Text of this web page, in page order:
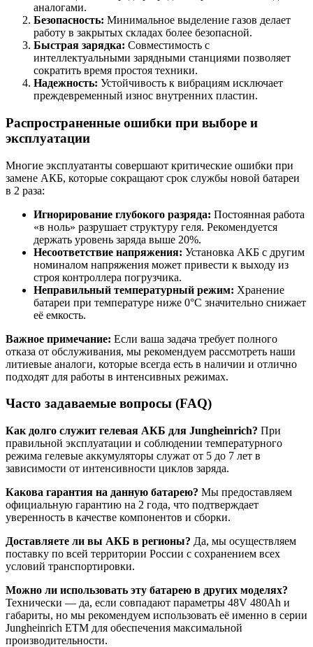
аналогами.
Безопасность: Минимальное выделение газов делает
работу в закрытых складах более безопасной.
Быстрая зарядка: Совместимость с
интеллектуальными зарядными станциями позволяет
сократить время простоя техники.
Надежность: Устойчивость к вибрациям исключает
преждевременный износ внутренних пластин.
Распространенные ошибки при выборе и
эксплуатации
Многие эксплуатанты совершают критические ошибки при
замене АКБ, которые сокращают срок службы новой батареи
в 2 раза:
Игнорирование глубокого разряда: Постоянная работа
«в ноль» разрушает структуру геля. Рекомендуется
держать уровень заряда выше 20%.
Несоответствие напряжения: Установка АКБ с другим
номиналом напряжения может привести к выходу из
строя контроллера погрузчика.
Неправильный температурный режим: Хранение
батареи при температуре ниже 0°C значительно снижает
её емкость.
Важное примечание: Если ваша задача требует полного
отказа от обслуживания, мы рекомендуем рассмотреть наши
литиевые аналоги, которые всегда есть в наличии и отлично
подходят для работы в интенсивных режимах.
Часто задаваемые вопросы (FAQ)
Как долго служит гелевая АКБ для Jungheinrich? При
правильной эксплуатации и соблюдении температурного
режима гелевые аккумуляторы служат от 5 до 7 лет в
зависимости от интенсивности циклов заряда.
Какова гарантия на данную батарею? Мы предоставляем
официальную гарантию на 2 года, что подтверждает
уверенность в качестве компонентов и сборки.
Доставляете ли вы АКБ в регионы? Да, мы осуществляем
поставку по всей территории России с сохранением всех
условий транспортировки.
Можно ли использовать эту батарею в других моделях?
Технически — да, если совпадают параметры 48V 480Ah и
габариты, но мы рекомендуем использовать её именно в серии
Jungheinrich ETM для обеспечения максимальной
производительности.